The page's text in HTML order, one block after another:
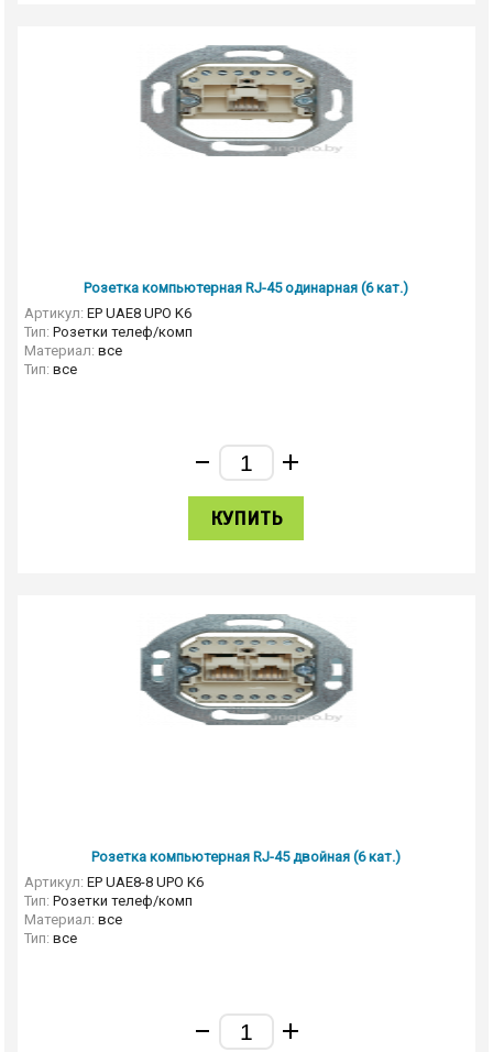
Розетка компьютерная RJ-45 одинарная (6 кат.)
Артикул: EP UAE8 UPO K6
Тип: Розетки телеф/комп
Материал: все
Тип: все
КУПИТЬ
Розетка компьютерная RJ-45 двойная (6 кат.)
Артикул: EP UAE8-8 UPO K6
Тип: Розетки телеф/комп
Материал: все
Тип: все